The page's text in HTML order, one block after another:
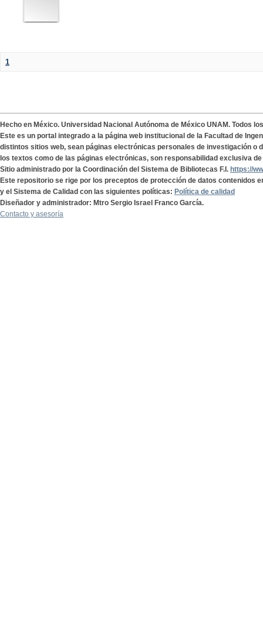
1
Hecho en México. Universidad Nacional Autónoma de México UNAM. Todos
Este es un portal integrado a la página web institucional de la Facultad de
distintos sitios web, sean páginas electrónicas personales de investigación o
los textos como de las páginas electrónicas, son responsabilidad exclusiva
Sitio administrado por la Coordinación del Sistema de Bibliotecas F.I. https://
Este repositorio se rige por los preceptos de protección de datos contenidos
y el Sistema de Calidad con las siguientes políticas: Política de calidad
Diseñador y administrador: Mtro Sergio Israel Franco García.
Contacto y asesoría